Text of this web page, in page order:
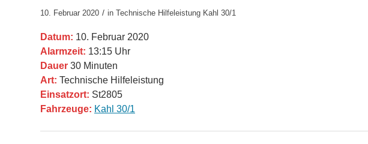
10. Februar 2020 / in Technische Hilfeleistung Kahl 30/1
Datum: 10. Februar 2020
Alarmzeit: 13:15 Uhr
Dauer 30 Minuten
Art: Technische Hilfeleistung
Einsatzort: St2805
Fahrzeuge: Kahl 30/1